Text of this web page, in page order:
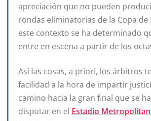
apreciación que no pueden
rondas eliminatorias de la Copa de
este contexto se ha determinado
entre en escena a partir de los
Así las cosas, a priori, los árbitros
facilidad a la hora de impartir
camino hacia la gran final que se
disputar en el Estadio